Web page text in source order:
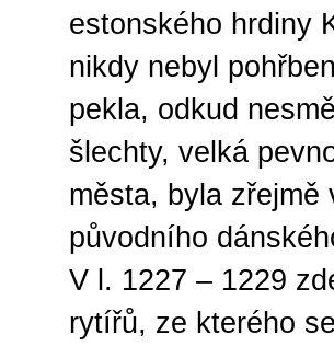
estonského hrdiny
nikdy nebyl
pekla, odkud
šlechty, velká
města, byla
původního
V l. 1227 – 1229
rytířů, ze kterého